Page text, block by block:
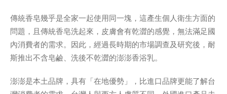
傳統香皂幾乎是全家一起使用同一塊，這產生個人衛生方面的
問題，且傳統香皂洗起來，皮膚會有乾澀的感覺，無法滿足國
內消費者的需求。因此，經過長時期的市場調查及研究後，耐
斯推出不含皂鹼、洗後不乾澀的澎澎香浴乳。
澎澎是本土品牌，具有「在地優勢」，比進口品牌更能了解台